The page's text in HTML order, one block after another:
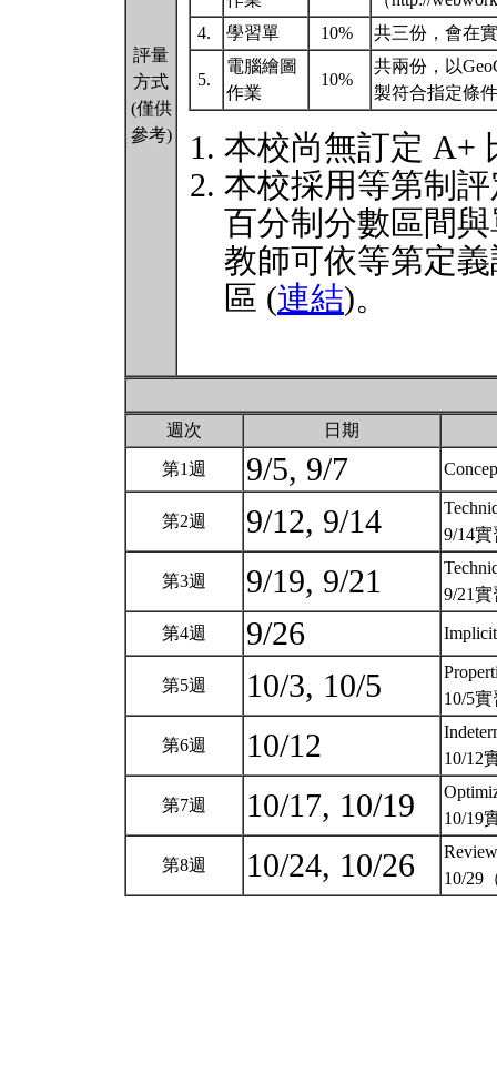
評量
方式
(僅供
參考)
4.
學習單 10% 共三份，會在
5.
電腦繪圖
作業
10%
共兩份，以
製符合指定條
本校尚無訂定 A+
本校採用等第制
百分制分數區間
教師可依等第定
區 (連結)。
週次 日期
第1週 9/5, 9/7
第2週 9/12, 9/14
9/14
第3週 9/19, 9/21
9/21
第4週 9/26
第5週 10/3, 10/5
10/5
第6週 10/12
10/12
第7週 10/17, 10/19
10/19
第8週 10/24, 10/26
Review
10/29